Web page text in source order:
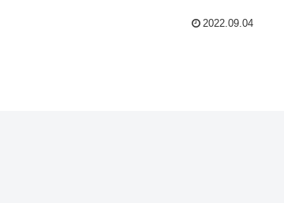
2022.09.04